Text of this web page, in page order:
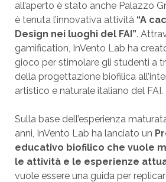
all’aperto è stato anche Palazzo
è tenuta l’innovativa attività “A
Design nei luoghi del FAI”.
gamification, InVento Lab ha
gioco per stimolare gli studenti a
della progettazione biofilica
artistico e naturale italiano del FAI.
Sulla base dell’esperienza
anni, InVento Lab ha lanciato un
educativo biofilico che vuole
le attività e le esperienze
vuole essere una guida per